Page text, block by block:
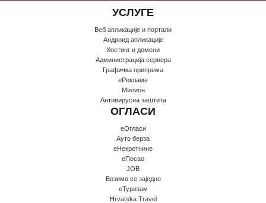
УСЛУГЕ
Веб апликације и портали
Андроид апликације
Хостинг и домени
Администрација сервера
Графичка припрема
еРекламе
Милион
Антивирусна заштита
ОГЛАСИ
еОгласи
Ауто берза
еНекретнине
еПосао
JOB
Возимо се заједно
еТуризам
Hrvatska Travel